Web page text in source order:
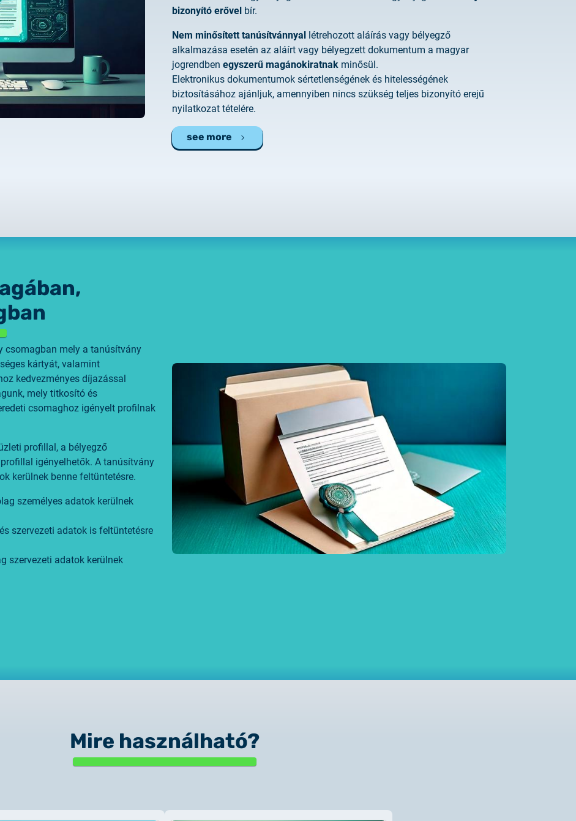
2025.02.26.
2025.12.03.
Information about the NETLOCK|SIGN service
Customer Information – Certificate Requests
2025.10.07.
NETLOCK information regarding the Google Chrome
bizonyító erővel bír.
Nem minősített tanúsítvánnyal létrehozott aláírás vagy bélyegző
alkalmazása esetén az aláírt vagy bélyegzett dokumentum a magyar
jogrendben egyszerű magánokiratnak minősül.
Elektronikus dokumentumok sértetlenségének és hitelességének
biztosításához ajánljuk, amennyiben nincs szükség teljes bizonyító erejű
nyilatkozat tételére.
see more
csomagban mely a tanúsítvány
kártyát, valamint
kedvezményes díjazással
mely titkosító és
csomaghoz igényelt profilnak
profillal, a bélyegző
igényelhetők. A tanúsítvány
kerülnek benne feltüntetésre.
személyes adatok kerülnek
szervezeti adatok is feltüntetésre
szervezeti adatok kerülnek
Mire használható?